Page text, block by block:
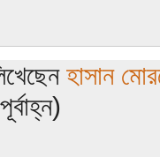
হাসান